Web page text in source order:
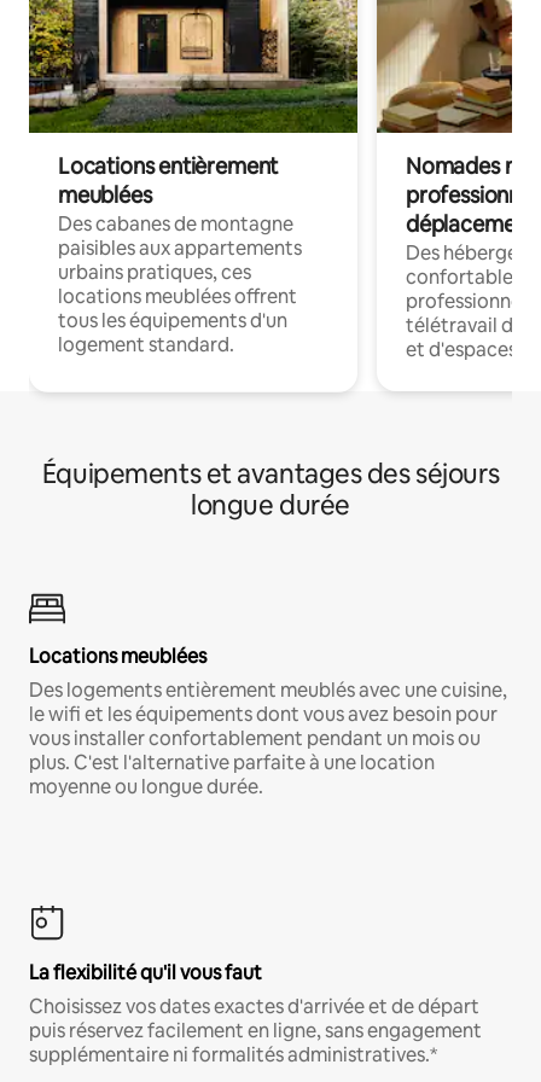
Locations entièrement
meublées
Des cabanes de montagne
paisibles aux appartements
urbains pratiques, ces
locations meublées offrent
tous les équipements d'un
logement standard.
Nomades
déplacement
Des
confortables
professionnels
télétravail
et d'espaces
Équipements et avantages des séjours
longue durée
Locations meublées
Des logements entièrement meublés avec une cuisine,
le wifi et les équipements dont vous avez besoin pour
vous installer confortablement pendant un mois ou
plus. C'est l'alternative parfaite à une location
moyenne ou longue durée.
La flexibilité qu'il vous faut
Choisissez vos dates exactes d'arrivée et de départ
puis réservez facilement en ligne, sans engagement
supplémentaire ni formalités administratives.*